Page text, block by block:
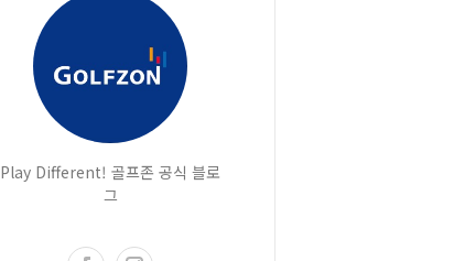
Play Different! 골프존 공식 블로
그